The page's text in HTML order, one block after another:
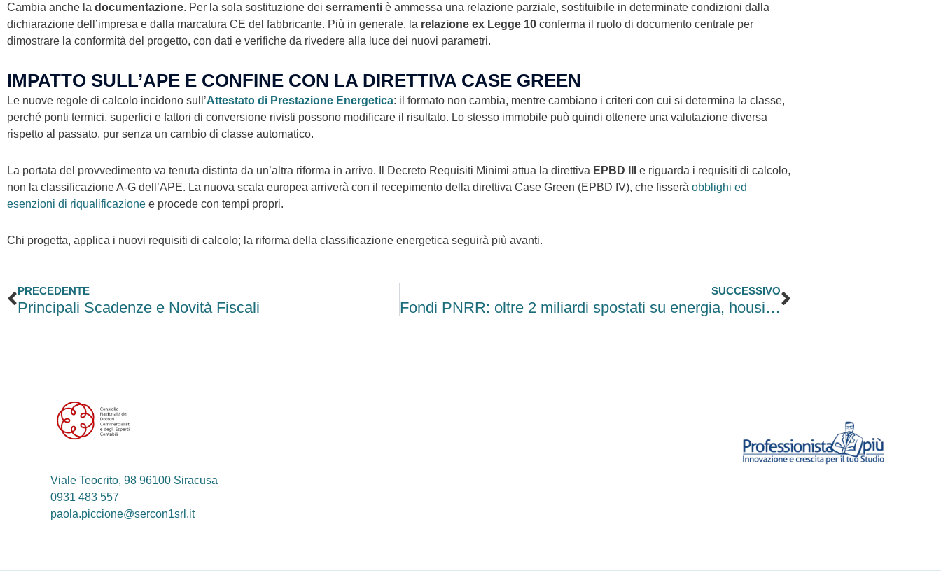
Cambia anche la documentazione. Per la sola sostituzione dei serramenti è ammessa una relazione parziale, sostituibile in determinate condizioni dalla
dichiarazione dell’impresa e dalla marcatura CE del fabbricante. Più in generale, la relazione ex Legge 10 conferma il ruolo di documento centrale per
dimostrare la conformità del progetto, con dati e verifiche da rivedere alla luce dei nuovi parametri.
IMPATTO SULL’APE E CONFINE CON LA DIRETTIVA CASE GREEN
Le nuove regole di calcolo incidono sull’Attestato di Prestazione Energetica: il formato non cambia, mentre cambiano i criteri con cui si determina la classe,
perché ponti termici, superfici e fattori di conversione rivisti possono modificare il risultato. Lo stesso immobile può quindi ottenere una valutazione diversa
rispetto al passato, pur senza un cambio di classe automatico.
La portata del provvedimento va tenuta distinta da un’altra riforma in arrivo. Il Decreto Requisiti Minimi attua la direttiva EPBD III
e riguarda i requisiti di calcolo,
non la classificazione A-G dell’APE. La nuova scala europea arriverà con il recepimento della direttiva Case Green (EPBD IV), che fisserà obblighi ed
esenzioni di riqualificazione e procede con tempi propri.
Chi progetta, applica i nuovi requisiti di calcolo; la riforma della classificazione energetica seguirà più avanti.
Precedente
PRECEDENTE
Principali Scadenze e Novità Fiscali
SUCCESSIVO
Fondi PNRR: oltre 2 miliardi spostati su energia, housing e imprese
Successivo
Viale Teocrito, 98 96100 Siracusa
0931 483 557
paola.piccione@sercon1srl.it